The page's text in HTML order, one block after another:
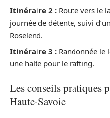
Itinéraire 2 : Route vers le
journée de détente, suivi
Roselend.
Itinéraire 3 : Randonnée le
une halte pour le rafting.
Les conseils pratiques
Haute-Savoie